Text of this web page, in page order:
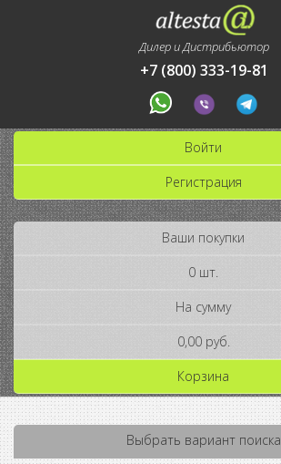
Дилер и Дистрибьютор
+7 (800) 333-19-81
Войти
Регистрация
Ваши покупки
0 шт.
На сумму
0,00 руб.
Корзина
Выбрать вариант поиска